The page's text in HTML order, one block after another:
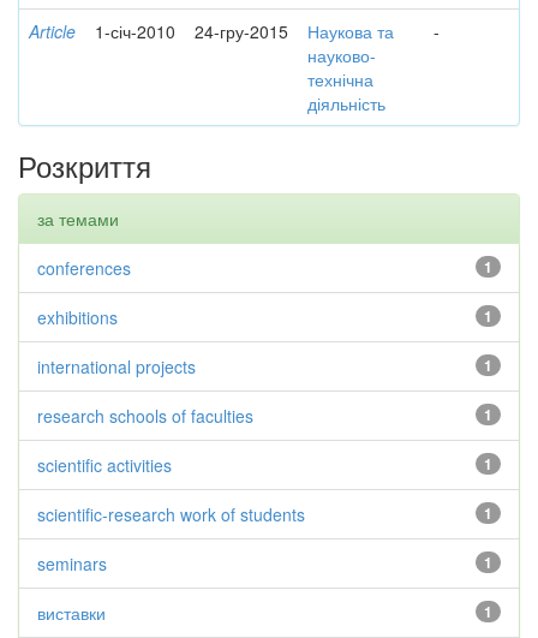
Article 1-січ-2010 24-гру-2015
Наукова та
науково-
технічна
діяльність
-
Розкриття
за темами
1
conferences
1
exhibitions
1
international projects
1
research schools of faculties
1
scientific activities
1
scientific-research work of students
1
seminars
1
виставки